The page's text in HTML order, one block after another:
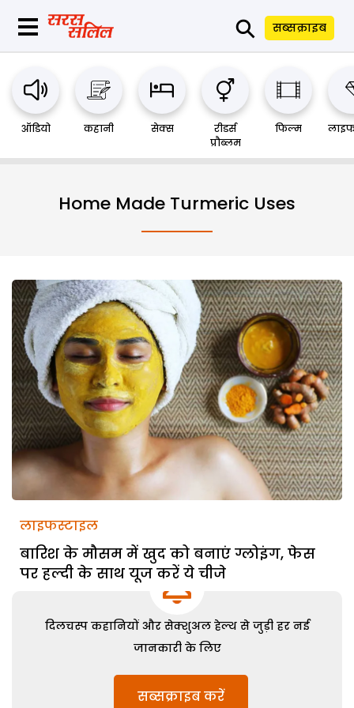
⚲ सब्सक्राइब
ऑडियो कहानी सेक्स
रीडर्स
प्रौब्लम
फिल्म
Home Made Turmeric Uses
लाइफस्टाइल
बारिश के मौसम में खुद को बनाएं ग्लोइंग, फेस
पर हल्दी के साथ यूज करें ये चीजे
दिलचस्प कहानियों और सेक्शुअल हेल्थ से जुड़ी हर नई
जानकारी के लिए
सब्सक्राइब करें